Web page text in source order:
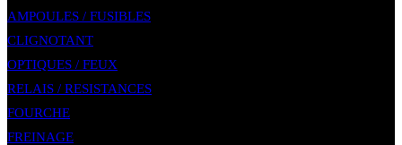
AMPOULES / FUSIBLES
CLIGNOTANT
OPTIQUES / FEUX
RELAIS / RESISTANCES
FOURCHE
FREINAGE